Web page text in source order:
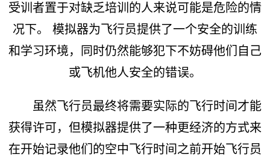
受训者置于对缺乏培训的人来说可能是危险的情
况下。 模拟器为飞行员提供了一个安全的训练
和学习环境，同时仍然能够犯下不妨碍他们自己
或飞机他人安全的错误。
虽然飞行员最终将需要实际的飞行时间才能
获得许可，但模拟器提供了一种更经济的方式来
在开始记录他们的空中飞行时间之前开始飞行员